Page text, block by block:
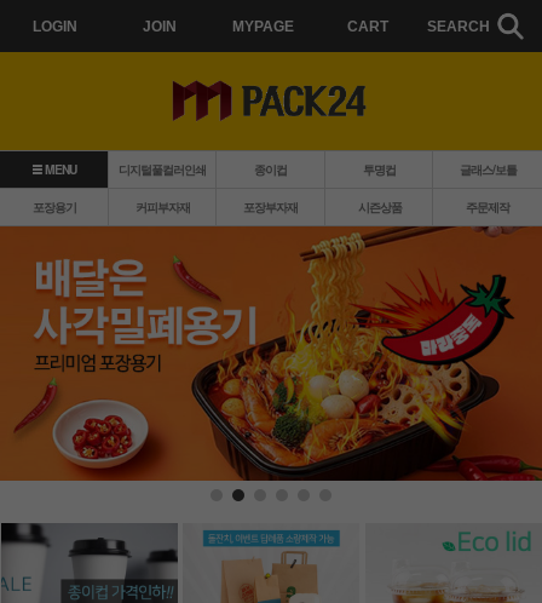
LOGIN JOIN MYPAGE CART SEARCH
MENU 디지털풀컬러인쇄 종이컵 투명컵 글래스/보틀
포장용기 커피부자재 포장부자재 시즌상품 주문제작